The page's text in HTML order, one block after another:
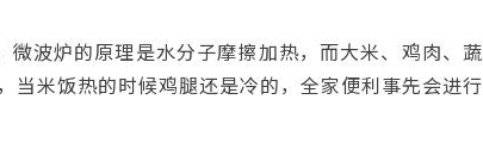
波炉的原理是水分子摩擦加热，而大米、鸡肉、蔬
当米饭热的时候鸡腿还是冷的，全家便利事先会进行